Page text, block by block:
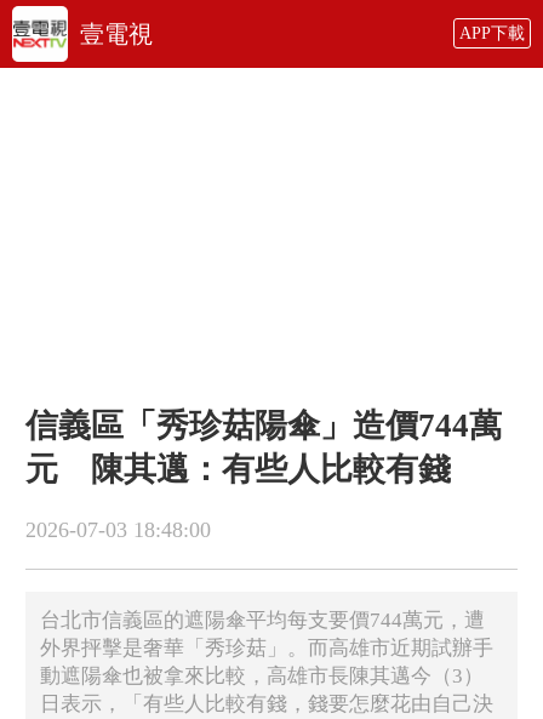
壹電視 APP下載
信義區「秀珍菇陽傘」造價744萬
元 陳其邁：有些人比較有錢
2026-07-03 18:48:00
台北市信義區的遮陽傘平均每支要價744萬元，遭
外界抨擊是奢華「秀珍菇」。而高雄市近期試辦手
動遮陽傘也被拿來比較，高雄市長陳其邁今（3）
日表示，「有些人比較有錢，錢要怎麼花由自己決